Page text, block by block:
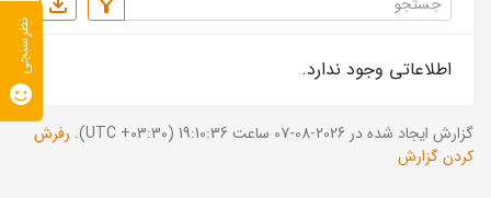
اطلاعاتی وجود ندارد.
گزارش ایجاد شده در 2026-08-07 ساعت 19:10:36 (UTC +03:30).
رفرش
کردن گزارش
نظرسنجی